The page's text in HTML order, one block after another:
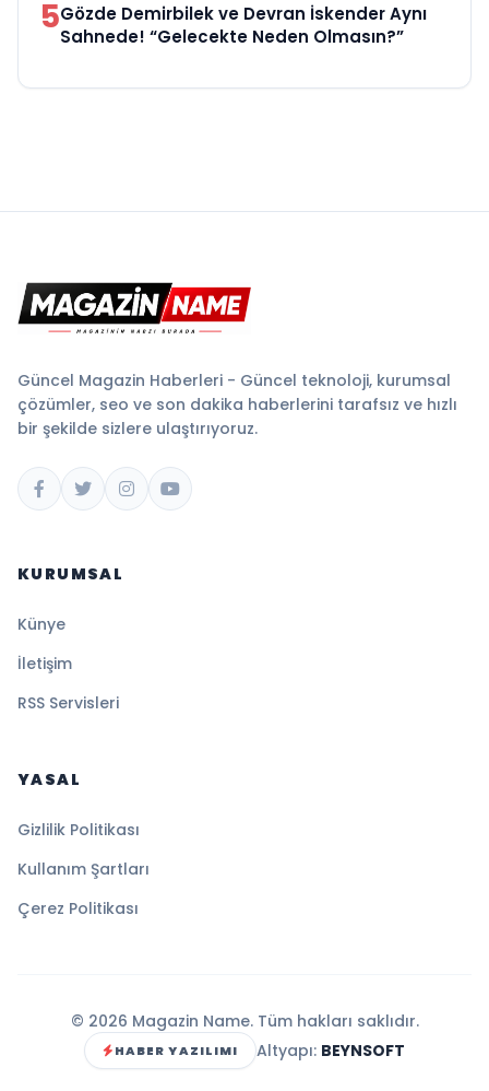
5Gözde Demirbilek ve Devran İskender Aynı
Sahnede! “Gelecekte Neden Olmasın?”
Güncel Magazin Haberleri - Güncel teknoloji, kurumsal
çözümler, seo ve son dakika haberlerini tarafsız ve hızlı
bir şekilde sizlere ulaştırıyoruz.
KURUMSAL
Künye
İletişim
RSS Servisleri
YASAL
Gizlilik Politikası
Kullanım Şartları
Çerez Politikası
© 2026 Magazin Name. Tüm hakları saklıdır.
HABER YAZILIMI Altyapı: BEYNSOFT